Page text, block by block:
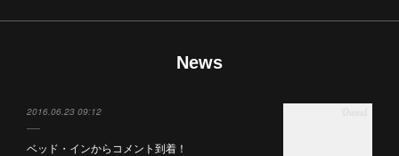
News
2016.06.23 09:12
ベッド・インからコメント到着！